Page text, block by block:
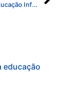
Xadrez na Educação Infantil: Como o Jogo Estimula a Mente das Crianças